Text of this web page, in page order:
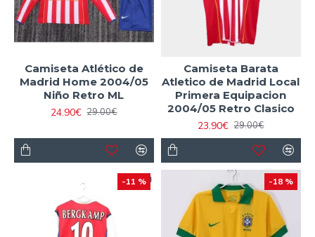
Camiseta Atlético de
Madrid Home 2004/05
Niño Retro ML
24.90€ 29.00€
Camiseta Barata
Atletico de Madrid Local
Primera Equipacion
2004/05 Retro Clasico
23.90€ 29.00€
-11 % -18 %